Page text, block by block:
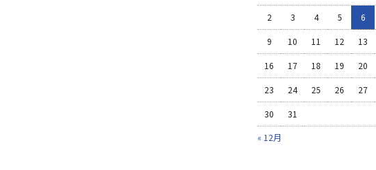
« 12月
2 3 4 5 6
9 10 11 12 13
16 17 18 19 20
23 24 25 26 27
30 31